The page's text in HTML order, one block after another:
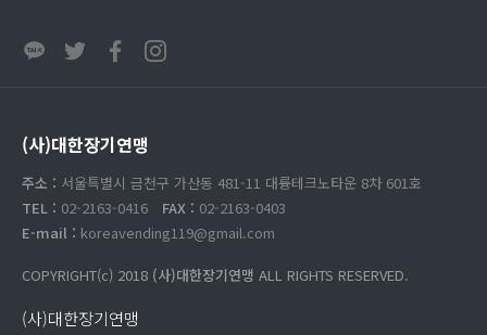
(사)대한장기연맹
주소 : 서울특별시 금천구 가산동 481-11 대륭테크노타운 8차 601호
TEL : 02-2163-0416 FAX : 02-2163-0403
E-mail : koreavending119@gmail.com
COPYRIGHT(c) 2018 (사)대한장기연맹 ALL RIGHTS RESERVED.
(사)대한장기연맹